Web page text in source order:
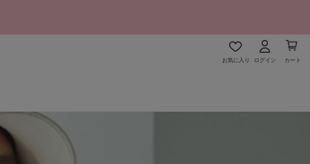
お気に入り ログイン カート